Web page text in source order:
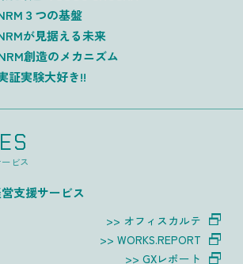
３つの基盤
が見据える未来
創造のメカニズム
証実験大好き!!
ビス
支援サービス
オフィスカルテ
WORKS.REPORT
GXレポート